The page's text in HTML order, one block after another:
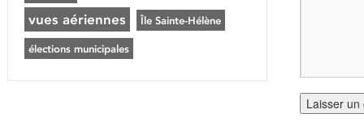
vues aériennes Île Sainte-Hélène
élections municipales